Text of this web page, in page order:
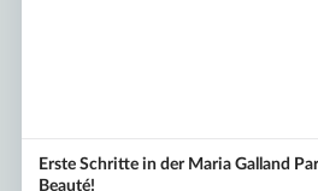
Erste Schritte in der Maria Galland
Beauté!